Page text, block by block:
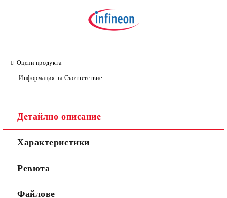
Оцени продукта
Информация за Съответствие
Детайлно описание
Характеристики
Ревюта
Файлове